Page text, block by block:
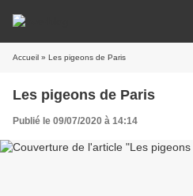
Accueil » Les pigeons de Paris
Les pigeons de Paris
Publié le 09/07/2020 à 14:14